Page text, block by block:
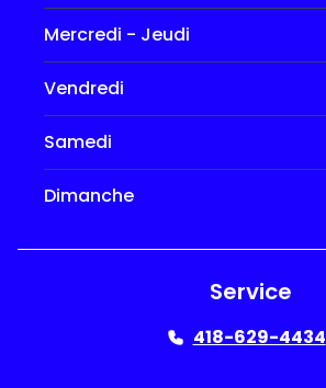
Mercredi - Jeudi
Vendredi
Samedi
Dimanche
Service
418-629-4434